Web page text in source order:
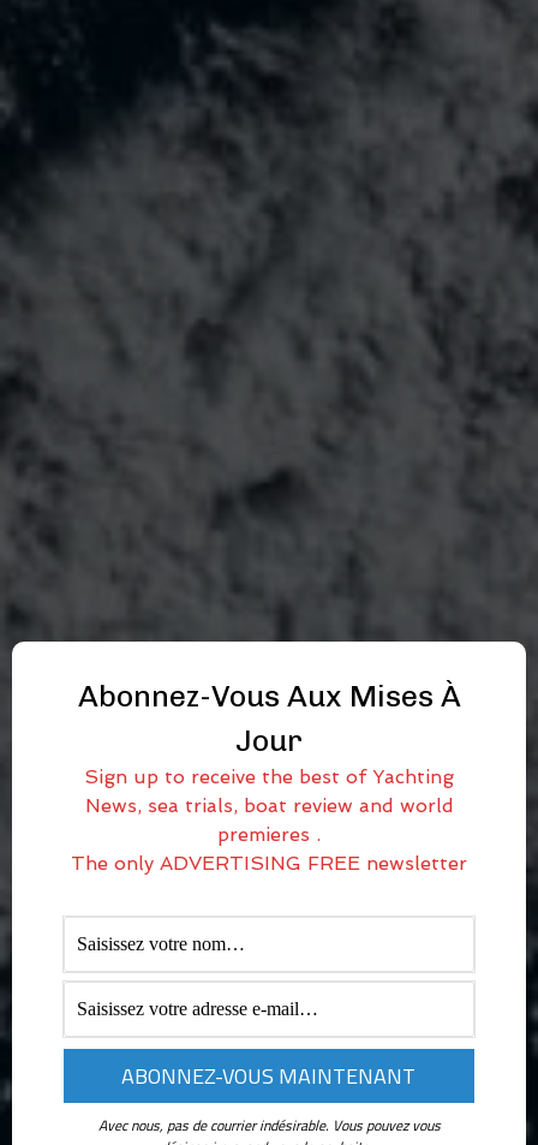
Abonnez-Vous Aux Mises À
Jour
Sign up to receive the best of Yachting
News, sea trials, boat review and world
premieres .
The only ADVERTISING FREE newsletter
Avec nous, pas de courrier indésirable. Vous pouvez vous